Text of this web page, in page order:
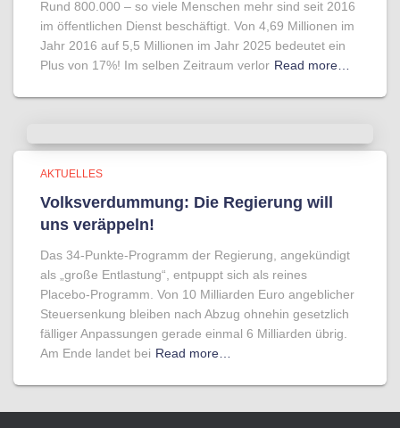
Rund 800.000 – so viele Menschen mehr sind seit 2016
im öffentlichen Dienst beschäftigt. Von 4,69 Millionen im
Jahr 2016 auf 5,5 Millionen im Jahr 2025 bedeutet ein
Plus von 17%! Im selben Zeitraum verlor Read more…
AKTUELLES
Volksverdummung: Die Regierung will
uns veräppeln!
Das 34-Punkte-Programm der Regierung, angekündigt
als „große Entlastung“, entpuppt sich als reines
Placebo-Programm. Von 10 Milliarden Euro angeblicher
Steuersenkung bleiben nach Abzug ohnehin gesetzlich
fälliger Anpassungen gerade einmal 6 Milliarden übrig.
Am Ende landet bei Read more…